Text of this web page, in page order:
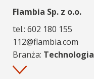
Flambia Sp. z o.o.
tel.: 602 180 155
112@flambia.com
Branża: Technologia
Więcej